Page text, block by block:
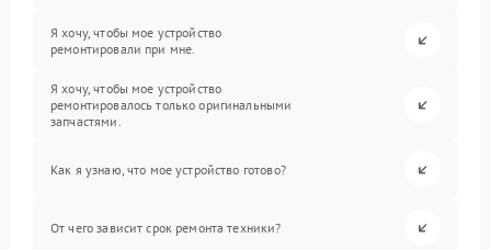
Я хочу, чтобы мое устройство
ремонтировали при мне.
Я хочу, чтобы мое устройство
ремонтировалось только оригинальными
запчастями.
Как я узнаю, что мое устройство готово?
От чего зависит срок ремонта техники?